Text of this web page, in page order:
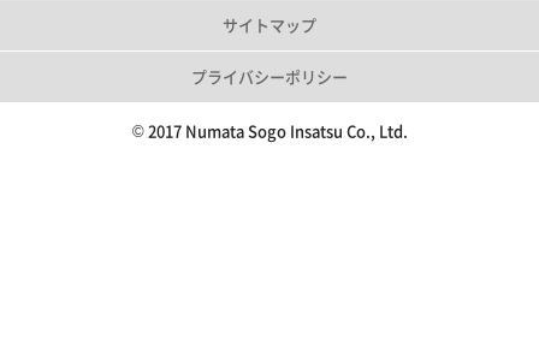
サイトマップ
プライバシーポリシー
© 2017 Numata Sogo Insatsu Co., Ltd.